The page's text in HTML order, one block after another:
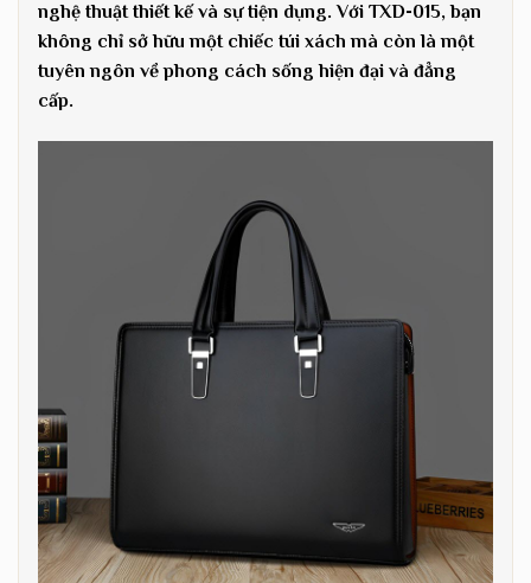
nghệ thuật thiết kế và sự tiện dụng. Với TXD-015, bạn
không chỉ sở hữu một chiếc túi xách mà còn là một
tuyên ngôn về phong cách sống hiện đại và đẳng
cấp.